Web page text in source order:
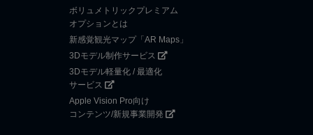
ボリュメトリックプレミアム
オプションとは
新感覚観光マップ「AR Maps」
3Dモデル制作サービス
3Dモデル軽量化 / 最適化
サービス
Apple Vision Pro向け
コンテンツ/新規事業開発